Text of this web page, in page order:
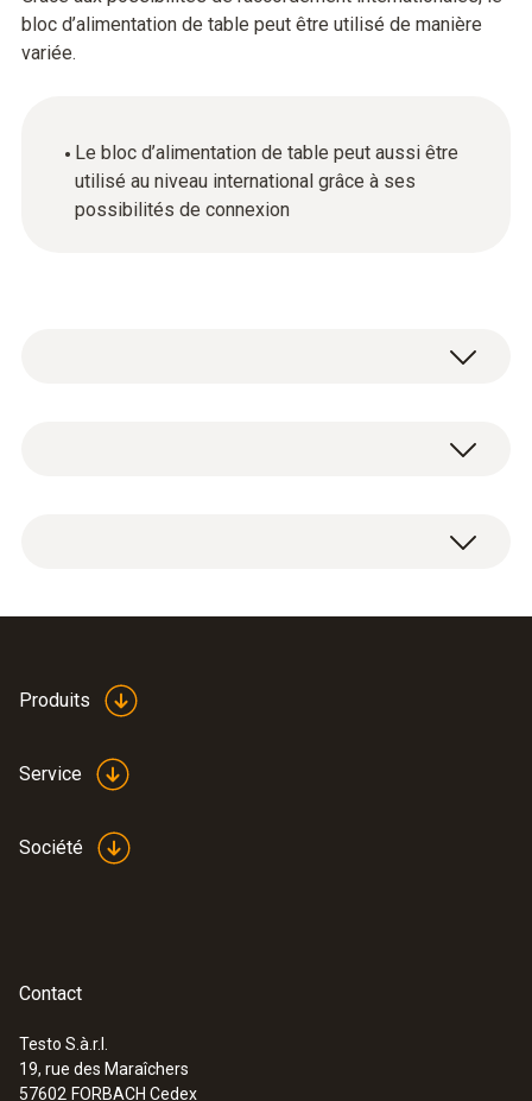
bloc d’alimentation de table peut être utilisé de manière
variée.
Le bloc d’alimentation de table peut aussi être
utilisé au niveau international grâce à ses
possibilités de connexion
:0560 5213
Produits
Service
Société
Contact
Testo S.à.r.l.
19, rue des Maraîchers
57602 FORBACH Cedex